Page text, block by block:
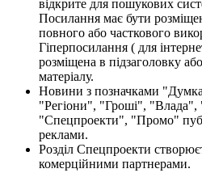
відкрите для пошукових
Посилання має бути
повного або часткового
Гіперпосилання ( для
розміщена в підзаголовку
матеріалу.
Новини з позначками
"Регіони", "Гроші",
"Спецпроекти", "Промо"
реклами.
Розділ Спецпроекти
комерційними партнерами.